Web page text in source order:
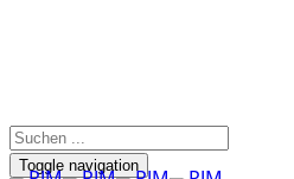
Toggle navigation